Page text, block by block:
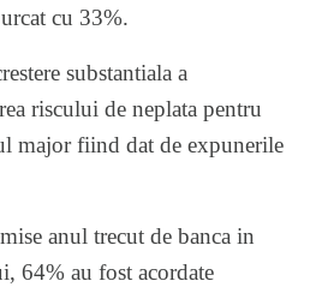
cu 33%.
substantiala a
riscului de neplata pentru
major fiind dat de expunerile
anul trecut de banca in
64% au fost acordate